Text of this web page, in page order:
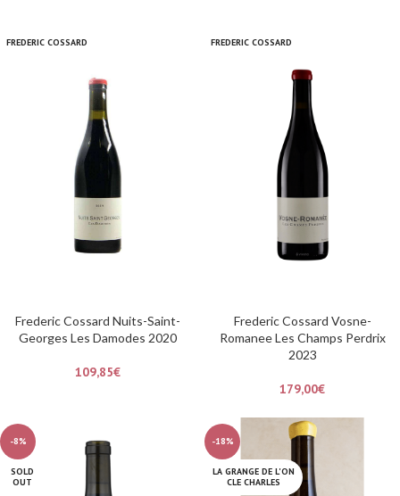
FREDERIC COSSARD
Frederic Cossard Nuits-Saint-
Georges Les Damodes 2020
109,85€
FREDERIC COSSARD
Frederic Cossard Vosne-
Romanee Les Champs Perdrix
2023
179,00€
-8%
SOLD
OUT
-18%
LA GRANGE DE L'ON
CLE CHARLES